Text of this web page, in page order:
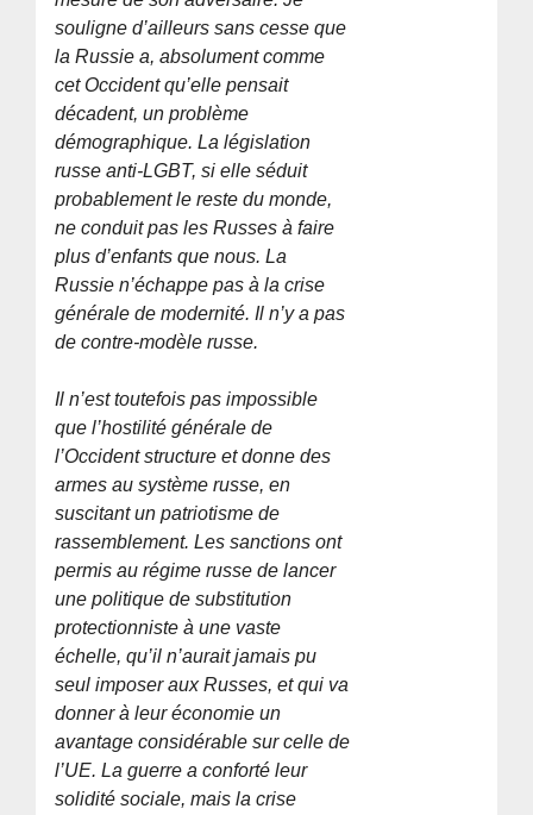
souligne d’ailleurs sans cesse que
la Russie a, absolument comme
cet Occident qu’elle pensait
décadent, un problème
démographique. La législation
russe anti-LGBT, si elle séduit
probablement le reste du monde,
ne conduit pas les Russes à faire
plus d’enfants que nous. La
Russie n’échappe pas à la crise
générale de modernité. Il n’y a pas
de contre-modèle russe.
Il n’est toutefois pas impossible
que l’hostilité générale de
l’Occident structure et donne des
armes au système russe, en
suscitant un patriotisme de
rassemblement. Les sanctions ont
permis au régime russe de lancer
une politique de substitution
protectionniste à une vaste
échelle, qu’il n’aurait jamais pu
seul imposer aux Russes, et qui va
donner à leur économie un
avantage considérable sur celle de
l’UE. La guerre a conforté leur
solidité sociale, mais la crise